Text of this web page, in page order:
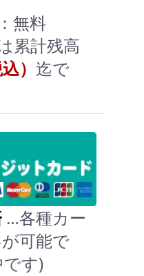
無料
累計残高
） 迄で
…各種カー
可能で
す)